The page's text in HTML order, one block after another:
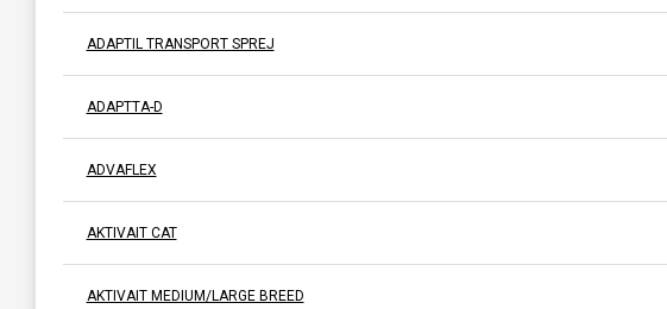
ADAPTIL TRANSPORT SPREJ
ADAPTTA-D
ADVAFLEX
AKTIVAIT CAT
AKTIVAIT MEDIUM/LARGE BREED